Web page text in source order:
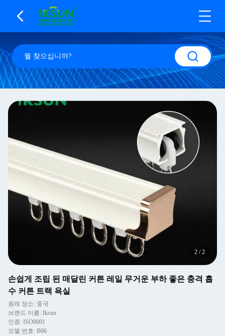
2 /2
손쉽게 조립 된 매달린 커튼 레일 무거운 부하 좋은 충격 흡
수 커튼 트랙 욕실
원래 장소: 중국
브랜드 이름: Iksun
인증: ISO9001
모델 번호: B06